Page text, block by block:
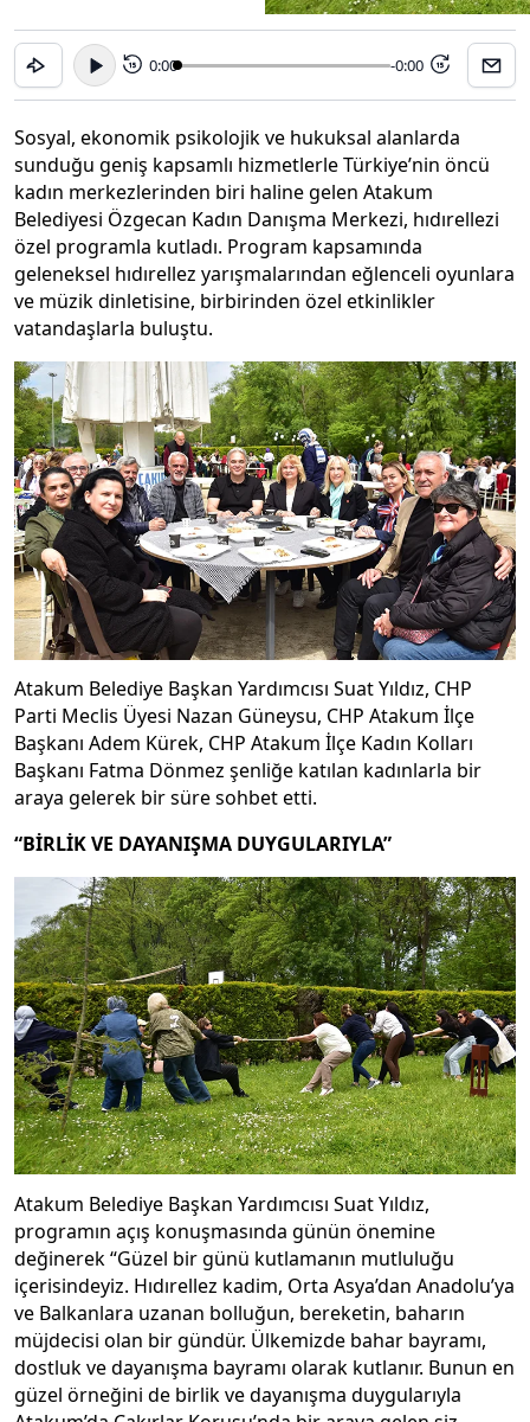
15 0:00 -0:00 15
Sosyal, ekonomik psikolojik ve hukuksal alanlarda
sunduğu geniş kapsamlı hizmetlerle Türkiye’nin öncü
kadın merkezlerinden biri haline gelen Atakum
Belediyesi Özgecan Kadın Danışma Merkezi, hıdırellezi
özel programla kutladı. Program kapsamında
geleneksel hıdırellez yarışmalarından eğlenceli oyunlara
ve müzik dinletisine, birbirinden özel etkinlikler
vatandaşlarla buluştu.
Atakum Belediye Başkan Yardımcısı Suat Yıldız, CHP
Parti Meclis Üyesi Nazan Güneysu, CHP Atakum İlçe
Başkanı Adem Kürek, CHP Atakum İlçe Kadın Kolları
Başkanı Fatma Dönmez şenliğe katılan kadınlarla bir
araya gelerek bir süre sohbet etti.
“BİRLİK VE DAYANIŞMA DUYGULARIYLA”
Atakum Belediye Başkan Yardımcısı Suat Yıldız,
programın açış konuşmasında günün önemine
değinerek “Güzel bir günü kutlamanın mutluluğu
içerisindeyiz. Hıdırellez kadim, Orta Asya’dan Anadolu’ya
ve Balkanlara uzanan bolluğun, bereketin, baharın
müjdecisi olan bir gündür. Ülkemizde bahar bayramı,
dostluk ve dayanışma bayramı olarak kutlanır. Bunun en
güzel örneğini de birlik ve dayanışma duygularıyla